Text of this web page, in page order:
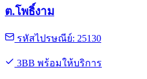
ต.โพธิ์งาม
รหัสไปรษณีย์: 25130
3BB พร้อมให้บริการ